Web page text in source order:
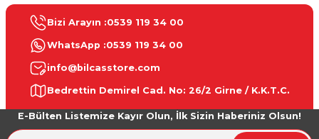
Bizi Arayın :0539 119 34 00
WhatsApp :0539 119 34 00
info@bilcasstore.com
Bedrettin Demirel Cad. No: 26/2 Girne / K.K.T.C.
E-Bülten Listemize Kayır Olun, İlk Sizin Haberiniz Olsun!